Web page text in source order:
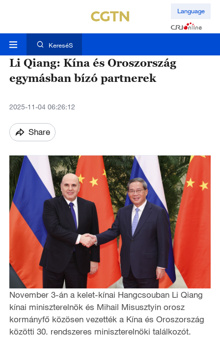
Language
KereséS
Li Qiang: Kína és Oroszország
egymásban bízó partnerek
2025-11-04 06:26:12
Share
November 3-án a kelet-kínai Hangcsouban Li Qiang
kínai miniszterelnök és Mihail Misusztyin orosz
kormányfő közösen vezették a Kína és Oroszország
közötti 30. rendszeres miniszterelnöki találkozót.